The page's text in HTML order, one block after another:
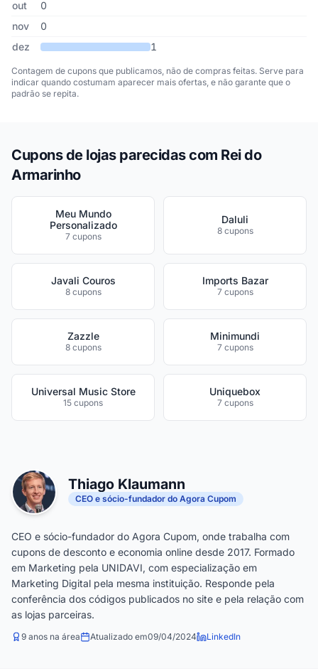
out
0
nov
0
dez
1
Contagem de cupons que publicamos, não de compras feitas. Serve para
indicar quando costumam aparecer mais ofertas, e não garante que o
padrão se repita.
Cupons de lojas parecidas com Rei do
Armarinho
Meu Mundo
Personalizado
7 cupons
Daluli
8 cupons
Javali Couros
8 cupons
Imports Bazar
7 cupons
Zazzle
8 cupons
Minimundi
7 cupons
Universal Music Store
15 cupons
Uniquebox
7 cupons
Thiago Klaumann
CEO e sócio-fundador do Agora Cupom
CEO e sócio-fundador do Agora Cupom, onde trabalha com
cupons de desconto e economia online desde 2017. Formado
em Marketing pela UNIDAVI, com especialização em
Marketing Digital pela mesma instituição. Responde pela
conferência dos códigos publicados no site e pela relação com
as lojas parceiras.
9 anos na área Atualizado em09/04/2024 LinkedIn